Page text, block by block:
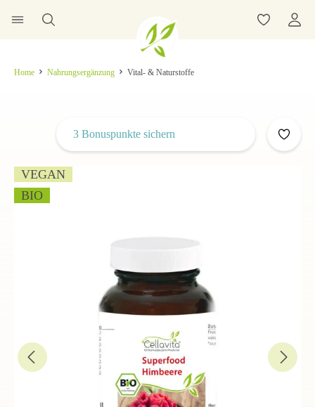
Home Nahrungsergänzung Vital- & Naturstoffe
VEGAN
BIO
3 Bonuspunkte sichern